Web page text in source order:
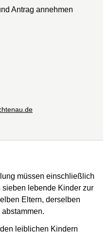
Antrag annehmen
müssen einschließlich
lebende Kinder zur
Eltern, derselben
leiblichen Kindern